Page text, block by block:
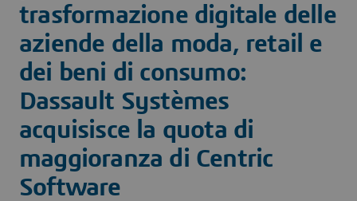
trasformazione digitale delle
aziende della moda, retail e
dei beni di consumo:
Dassault Systèmes
acquisisce la quota di
maggioranza di Centric
Software